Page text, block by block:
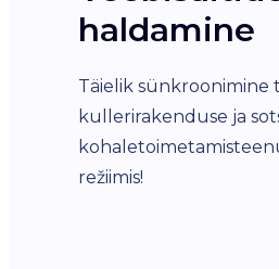
haldamine
Täielik sünkroonimine
kullerirakenduse ja
režiimis!